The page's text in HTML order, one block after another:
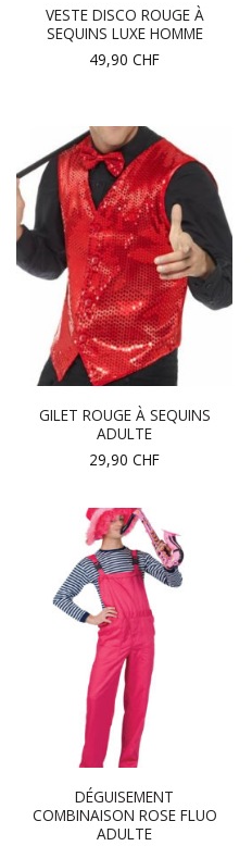
VESTE DISCO ROUGE À
SEQUINS LUXE HOMME
49,90 CHF
GILET ROUGE À SEQUINS
ADULTE
29,90 CHF
DÉGUISEMENT
COMBINAISON ROSE FLUO
ADULTE